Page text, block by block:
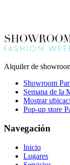
Alquiler de
Showroom
Semana de la
Mostrar
Pop-up store
Navegación
Inicio
Lugares